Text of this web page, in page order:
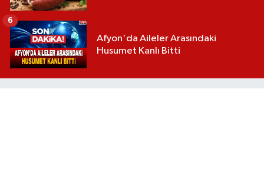
Afyon'da Aileler Arasındaki
Husumet Kanlı Bitti
6